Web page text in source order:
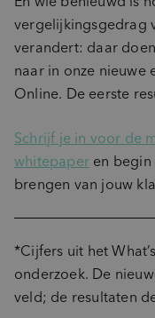
vergelijkingsgedrag
verandert: daar
naar in onze nieuwe
Online. De eerste
Schrijf je in voor de
whitepaper en
brengen van jouw
*Cijfers uit het
onderzoek. De
veld; de resultaten